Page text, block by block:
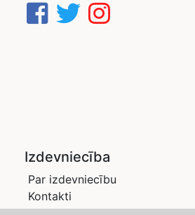
Izdevniecība
Par izdevniecību
Kontakti